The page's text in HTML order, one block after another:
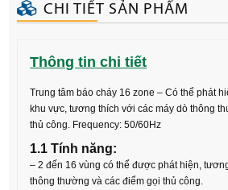
CHI TIẾT SẢN PHẨM
Thông tin chi tiết
Trung tâm báo cháy 16 zone – Có thể phát
khu vực, tương thích với các máy dò thông
thủ công. Frequency: 50/60Hz
1.1 Tính năng:
– 2 đến 16 vùng có thể được phát hiện,
thông thường và các điểm gọi thủ công.